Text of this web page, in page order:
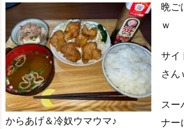
からあげ＆冷奴ウマウマ♪
晩ご
ｗ
サイ
さん
スー
ナー